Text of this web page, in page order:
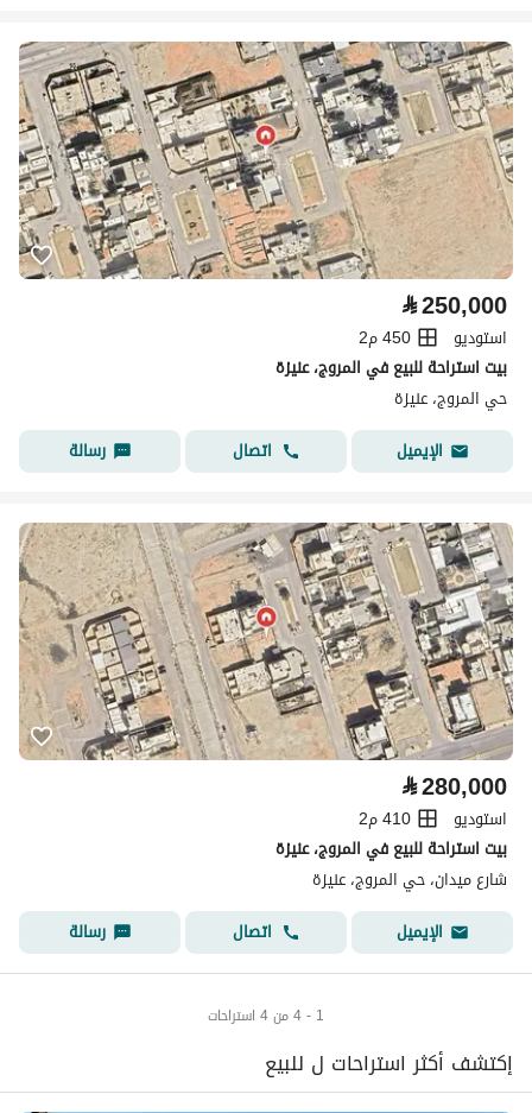
⃁250,000
استوديو
450 م2
بيت استراحة للبيع في المروج، عنيزة
حي المروج، عنيزة
الإيميل
اتصال رسالة
⃁280,000
استوديو
410 م2
بيت استراحة للبيع في المروج، عنيزة
شارع ميدان، حي المروج، عنيزة
الإيميل
اتصال رسالة
1 - 4 من 4 استراحات
إكتشف أكثر استراحات ل للبيع